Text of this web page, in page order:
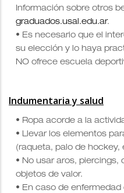
Información sobre otros
graduados.usal.edu.ar.
• Es necesario que el
su elección y lo haya
NO ofrece escuela
Indumentaria y salud
• Ropa acorde a la
• Llevar los elementos
(raqueta, palo de hockey,
• No usar aros, piercings,
objetos de valor.
• En caso de